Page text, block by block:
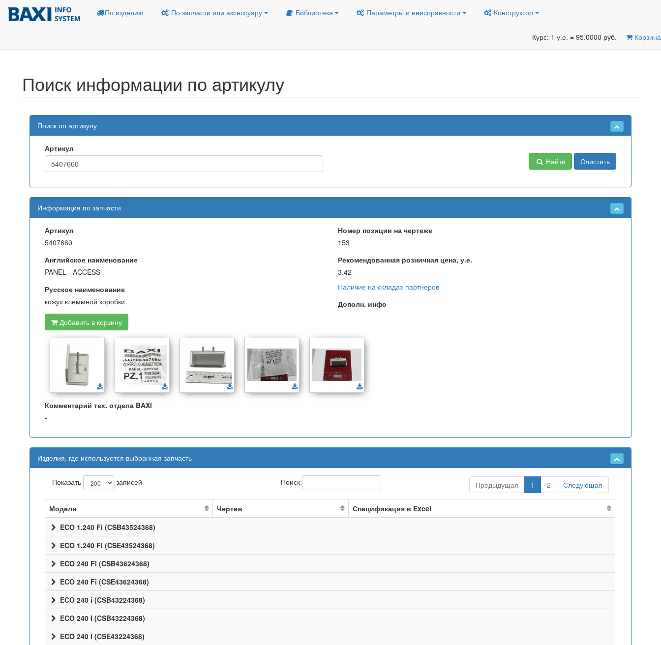
По изделию По запчасти или аксессуару Библиотека Параметры и неисправности Конструктор
Курс: 1 у.е. = 95.0000 руб. Корзина
Поиск информации по артикулу
Поиск по артикулу
Артикул
Найти
Очистить
Информация по запчасти
Артикул
5407660
Английское наименование
PANEL - ACCESS
Русское наименование
кожух клеммной коробки
Добавить в корзину
Номер позиции на чертеже
153
Рекомендованная розничная цена, у.е.
3.42
Наличие на складах партнеров
Дополн. инфо
Комментарий тех. отдела BAXI
-
Изделия, где используется выбранная запчасть
Показать записей Поиск: Предыдущая 1 2 Следующая
Модели Чертеж
Спецификация в Excel
ECO 1.240 Fi (CSB43524368)
ECO 1.240 Fi (CSE43524368)
ECO 240 Fi (CSB43624368)
ECO 240 Fi (CSE43624368)
ECO 240 i (CSB43224368)
ECO 240 I (CSB43224368)
ECO 240 I (CSE43224368)